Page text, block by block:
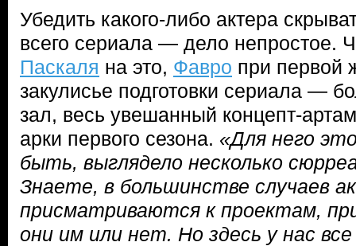
Убедить какого-либо актера
всего сериала — дело непростое.
Паскаля на это, Фавро при первой
закулисье подготовки сериала —
зал, весь увешанный концепт-
арки первого сезона. «Для него
быть, выглядело несколько
Знаете, в большинстве случаев
присматриваются к проектам,
они им или нет. Но здесь у нас